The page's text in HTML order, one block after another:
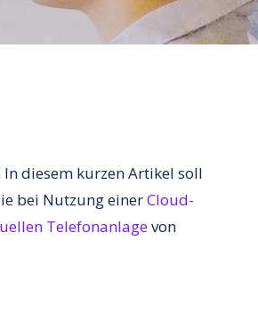
diesem kurzen Artikel soll
bei Nutzung einerCloud-
Telefonanlagevon